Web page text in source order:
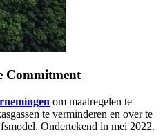
Commitment
om maatregelen te
te verminderen en over te
Ondertekend in mei 2022.